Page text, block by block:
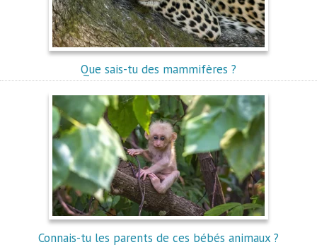
Que sais-tu des mammifères ?
Connais-tu les parents de ces bébés animaux ?